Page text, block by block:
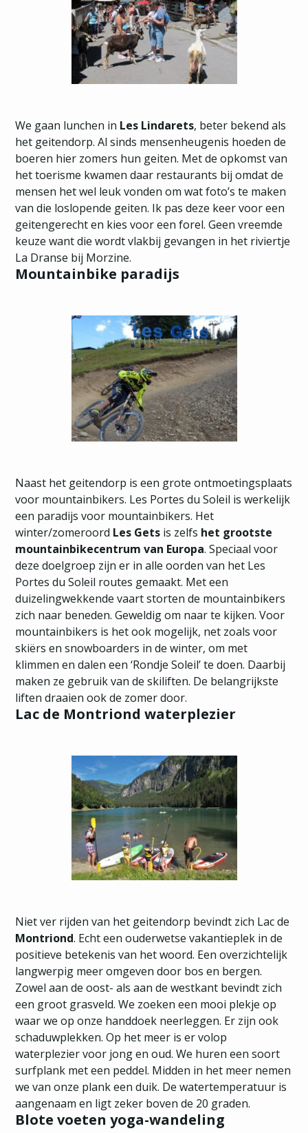
We gaan lunchen in Les Lindarets, beter bekend als
het geitendorp. Al sinds mensenheugenis hoeden de
boeren hier zomers hun geiten. Met de opkomst van
het toerisme kwamen daar restaurants bij omdat de
mensen het wel leuk vonden om wat foto’s te maken
van die loslopende geiten. Ik pas deze keer voor een
geitengerecht en kies voor een forel. Geen vreemde
keuze want die wordt vlakbij gevangen in het riviertje
La Dranse bij Morzine.
Mountainbike paradijs
Naast het geitendorp is een grote ontmoetingsplaats
voor mountainbikers. Les Portes du Soleil is werkelijk
een paradijs voor mountainbikers. Het
winter/zomeroord Les Gets is zelfs het grootste
mountainbikecentrum van Europa. Speciaal voor
deze doelgroep zijn er in alle oorden van het Les
Portes du Soleil routes gemaakt. Met een
duizelingwekkende vaart storten de mountainbikers
zich naar beneden. Geweldig om naar te kijken. Voor
mountainbikers is het ook mogelijk, net zoals voor
skiërs en snowboarders in de winter, om met
klimmen en dalen een ‘Rondje Soleil’ te doen. Daarbij
maken ze gebruik van de skiliften. De belangrijkste
liften draaien ook de zomer door.
Lac de Montriond waterplezier
Niet ver rijden van het geitendorp bevindt zich Lac de
Montriond. Echt een ouderwetse vakantieplek in de
positieve betekenis van het woord. Een overzichtelijk
langwerpig meer omgeven door bos en bergen.
Zowel aan de oost- als aan de westkant bevindt zich
een groot grasveld. We zoeken een mooi plekje op
waar we op onze handdoek neerleggen. Er zijn ook
schaduwplekken. Op het meer is er volop
waterplezier voor jong en oud. We huren een soort
surfplank met een peddel. Midden in het meer nemen
we van onze plank een duik. De watertemperatuur is
aangenaam en ligt zeker boven de 20 graden.
Blote voeten yoga-wandeling